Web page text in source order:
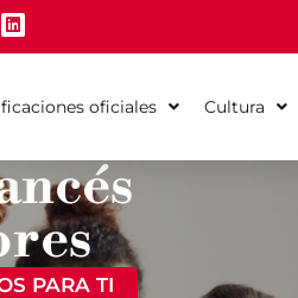
oficiales Cultura
PARA TI